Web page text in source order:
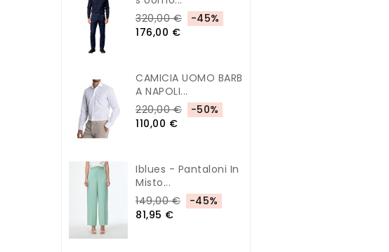
320,00 €
-45%
176,00 €
CAMICIA UOMO BARB
A NAPOLI...
220,00 €
-50%
110,00 €
Iblues - Pantaloni In
Misto...
149,00 €
-45%
81,95 €